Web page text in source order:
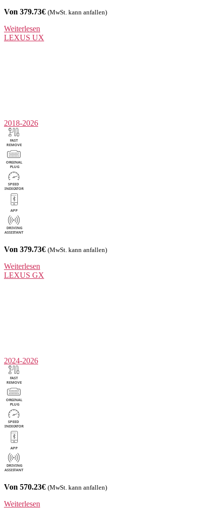
Von 379.73€ (MwSt. kann anfallen)
Weiterlesen
LEXUS UX
2018-2026
Von 379.73€ (MwSt. kann anfallen)
Weiterlesen
LEXUS GX
2024-2026
Von 570.23€ (MwSt. kann anfallen)
Weiterlesen